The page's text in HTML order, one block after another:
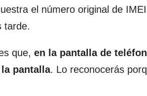
el número original de
tarde.
que, en la pantalla de
pantalla. Lo reconocerás